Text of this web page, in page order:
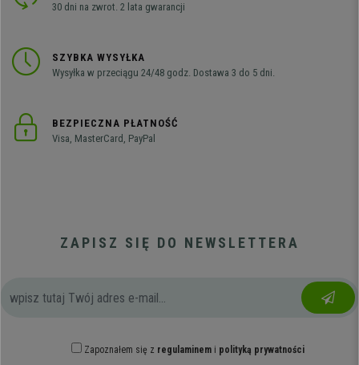
30 dni na zwrot. 2 lata gwarancji
SZYBKA WYSYŁKA
Wysyłka w przeciągu 24/48 godz. Dostawa 3 do 5 dni.
BEZPIECZNA PŁATNOŚĆ
Visa, MasterCard, PayPal
ZAPISZ SIĘ DO NEWSLETTERA
Zapoznałem się z regulaminemi polityką prywatności